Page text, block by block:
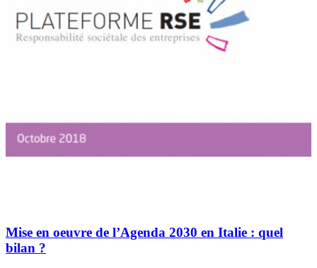
Mise en oeuvre de l’Agenda 2030 en Italie : quel
bilan ?